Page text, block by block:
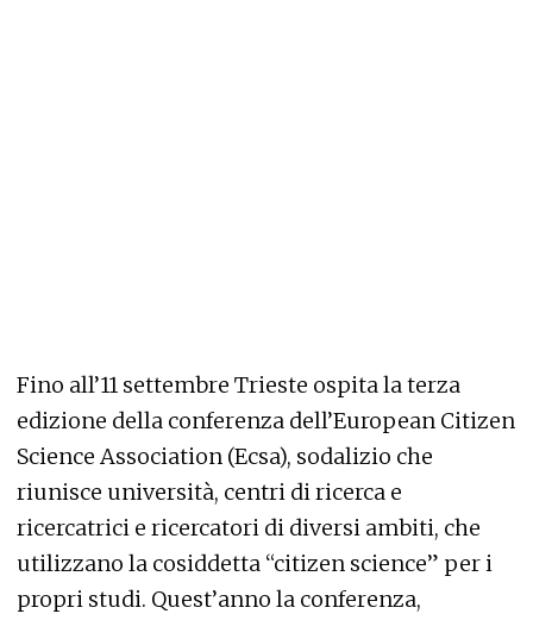
Fino all’11 settembre Trieste ospita la terza
edizione della conferenza dell’European Citizen
Science Association (Ecsa), sodalizio che
riunisce università, centri di ricerca e
ricercatrici e ricercatori di diversi ambiti, che
utilizzano la cosiddetta “citizen science” per i
propri studi. Quest’anno la conferenza,